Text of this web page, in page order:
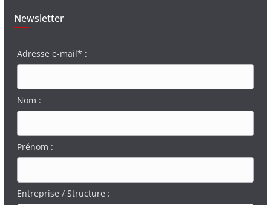
Newsletter
Adresse e-mail* :
Nom :
Prénom :
Entreprise / Structure :